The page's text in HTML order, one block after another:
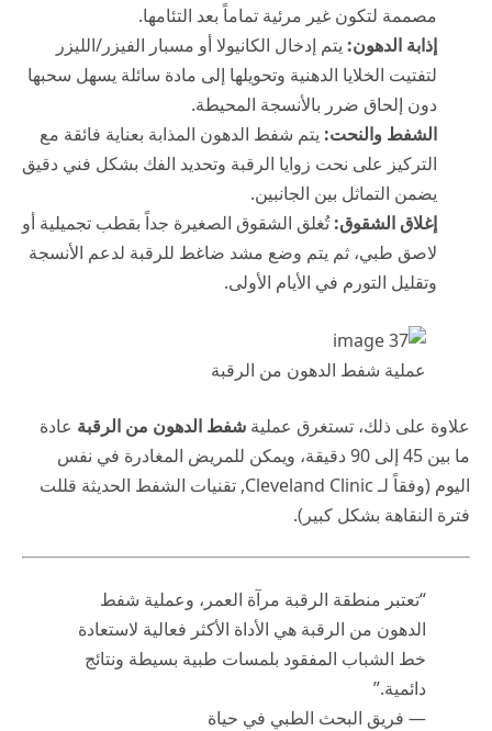
مصممة لتكون غير مرئية تماماً بعد التئامها.
إذابة الدهون: يتم إدخال الكانيولا أو مسبار الفيزر/الليزر
لتفتيت الخلايا الدهنية وتحويلها إلى مادة سائلة يسهل سحبها
دون إلحاق ضرر بالأنسجة المحيطة.
الشفط والنحت: يتم شفط الدهون المذابة بعناية فائقة مع
التركيز على نحت زوايا الرقبة وتحديد الفك بشكل فني دقيق
يضمن التماثل بين الجانبين.
إغلاق الشقوق:تُغلق الشقوق الصغيرة جداً بقطب تجميلية أو
لاصق طبي، ثم يتم وضع مشد ضاغط للرقبة لدعم الأنسجة
وتقليل التورم في الأيام الأولى.
عملية شفط الدهون من الرقبة
علاوة على ذلك، تستغرق عملية شفط الدهون من الرقبة عادة
ما بين 45 إلى 90 دقيقة، ويمكن للمريض المغادرة في نفس
اليوم (وفقاً لـCleveland Clinic, تقنيات الشفط الحديثة قللت
فترة النقاهة بشكل كبير).
“تعتبر منطقة الرقبة مرآة العمر، وعملية شفط
الدهون من الرقبة هي الأداة الأكثر فعالية لاستعادة
خط الشباب المفقود بلمسات طبية بسيطة ونتائج
دائمية.”
— فريق البحث الطبي في حياة